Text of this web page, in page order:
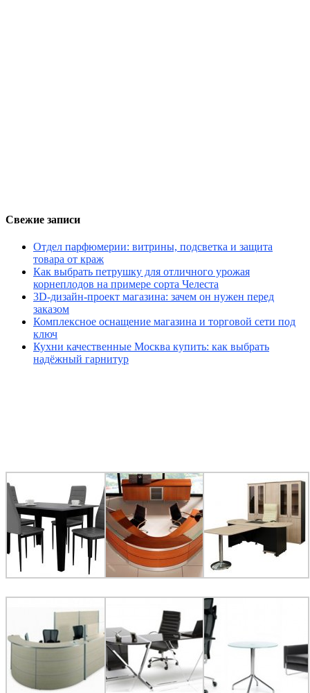
Свежие записи
Отдел парфюмерии: витрины, подсветка и защита
товара от краж
Как выбрать петрушку для отличного урожая
корнеплодов на примере сорта Челеста
3D-дизайн-проект магазина: зачем он нужен перед
заказом
Комплексное оснащение магазина и торговой сети под
ключ
Кухни качественные Москва купить: как выбрать
надёжный гарнитур